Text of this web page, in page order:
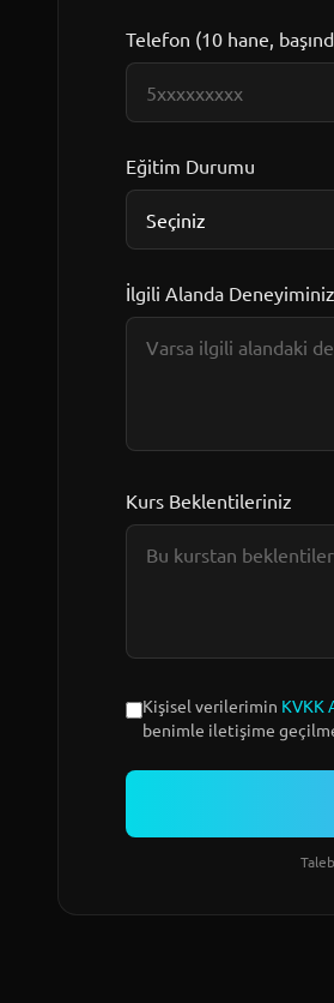
Telefon (10 hane,
Eğitim Durumu
İlgili Alanda Deneyiminiz
Kurs Beklentileriniz
Kişisel verilerimin KVKK
benimle iletişime